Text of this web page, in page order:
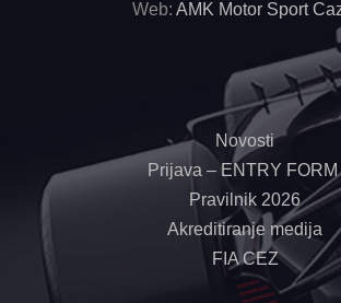
Web: AMK Motor Sport
Novosti
Prijava – ENTRY FORM
Pravilnik 2026
Akreditiranje medija
FIA CEZ